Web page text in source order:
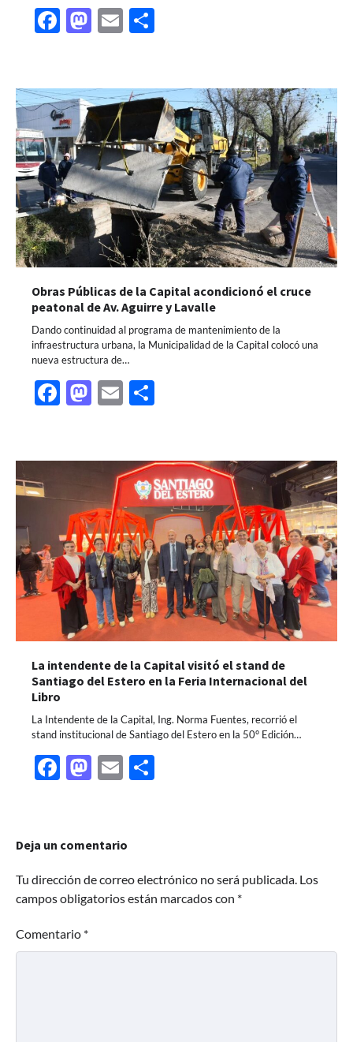
Facebook
Mastodon
Email
Obras Públicas de la Capital acondicionó el cruce
peatonal de Av. Aguirre y Lavalle
Dando continuidad al programa de mantenimiento de la
infraestructura urbana, la Municipalidad de la Capital colocó una
nueva estructura de…
Facebook
Mastodon
Email
La intendente de la Capital visitó el stand de
Santiago del Estero en la Feria Internacional del
Libro
La Intendente de la Capital, Ing. Norma Fuentes, recorrió el
stand institucional de Santiago del Estero en la 50° Edición…
Facebook
Mastodon
Email
Deja un comentario
Tu dirección de correo electrónico no será publicada. Los
campos obligatorios están marcados con *
Comentario *